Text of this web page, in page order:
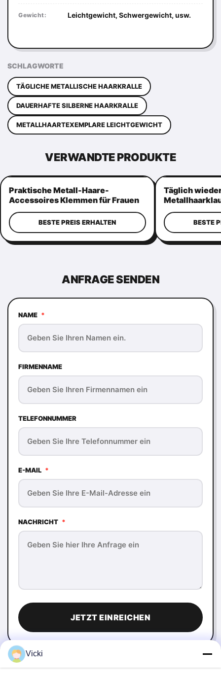
Gewicht: Leichtgewicht, Schwergewicht, usw.
SCHLAGWORTE
TÄGLICHE METALLISCHE HAARKRALLE
DAUERHAFTE SILBERNE HAARKRALLE
METALLHAARTEXEMPLARE LEICHTGEWICHT
VERWANDTE PRODUKTE
Praktische Metall-Haare-
Accessoires Klemmen für Frauen
Mehrzweck
BESTE PREIS ERHALTEN
Täglich
Metall-
BESTE
ANFRAGE SENDEN
NAME *
FIRMENNAME
TELEFONNUMMER
E-MAIL *
NACHRICHT *
JETZT EINREICHEN
Vicki